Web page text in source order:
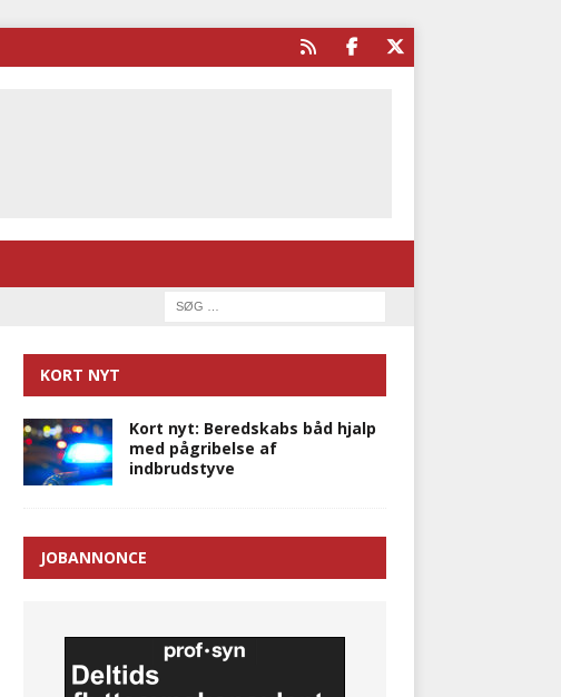
KORT NYT
Kort nyt: Beredskabs båd hjalp
med pågribelse af
indbrudstyve
JOBANNONCE